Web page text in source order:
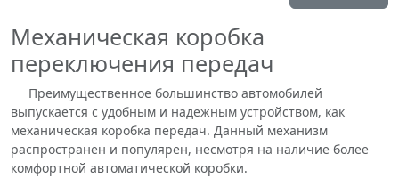
Механическая коробка
переключения передач
Преимущественное большинство автомобилей
выпускается с удобным и надежным устройством, как
механическая коробка передач. Данный механизм
распространен и популярен, несмотря на наличие более
комфортной автоматической коробки.